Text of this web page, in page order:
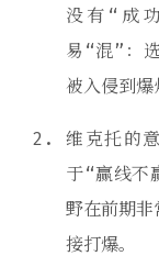
没有“成
易“混”：
被入侵到爆
维克托的
于“赢线不
野在前期非
接打爆。